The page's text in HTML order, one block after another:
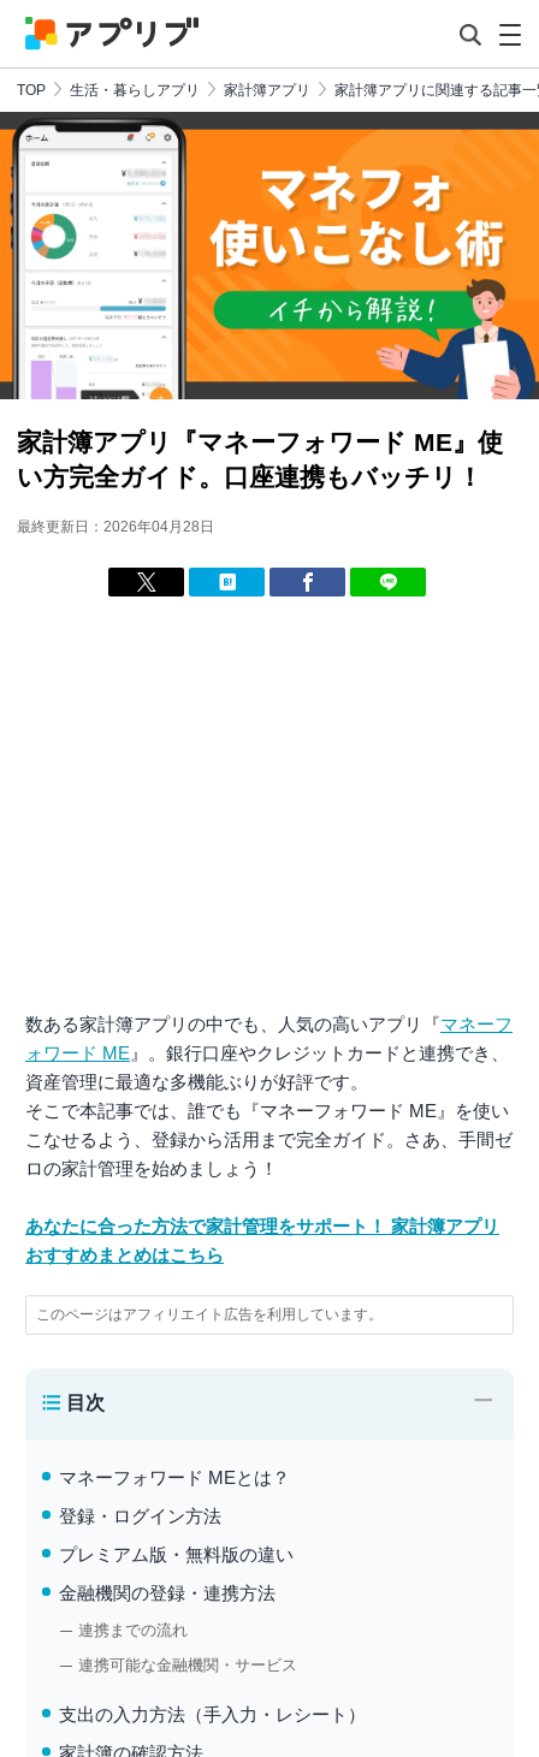
TOP 生活・暮らしアプリ 家計簿アプリ 家計簿アプリに関連する記事
家計簿アプリ『マネーフォワード ME』使
い方完全ガイド。口座連携もバッチリ！
最終更新日：2026年04月28日
数ある家計簿アプリの中でも、人気の高いアプリ『マネーフ
ォワード ME』。銀行口座やクレジットカードと連携でき、
資産管理に最適な多機能ぶりが好評です。
そこで本記事では、誰でも『マネーフォワード ME』を使い
こなせるよう、登録から活用まで完全ガイド。さあ、手間ゼ
ロの家計管理を始めましょう！
あなたに合った方法で家計管理をサポート！ 家計簿アプリ
おすすめまとめはこちら
このページはアフィリエイト広告を利用しています。
目次 −
マネーフォワード MEとは？
登録・ログイン方法
プレミアム版・無料版の違い
金融機関の登録・連携方法
連携までの流れ
連携可能な金融機関・サービス
支出の入力方法（手入力・レシート）